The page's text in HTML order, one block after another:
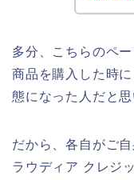
多分、こちらのペ
商品を購入した時
態になった人だと思
だから、各自がご
ラウディア クレジ